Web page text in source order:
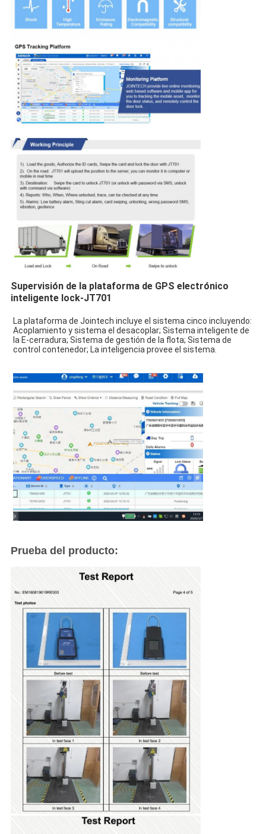
Supervisión de la plataforma de GPS electrónico
inteligente lock-JT701
La plataforma de Jointech incluye el sistema cinco incluyendo:
Acoplamiento y sistema el desacoplar; Sistema inteligente de
la E-cerradura; Sistema de gestión de la flota; Sistema de
control contenedor; La inteligencia provee el sistema.
Prueba del producto: